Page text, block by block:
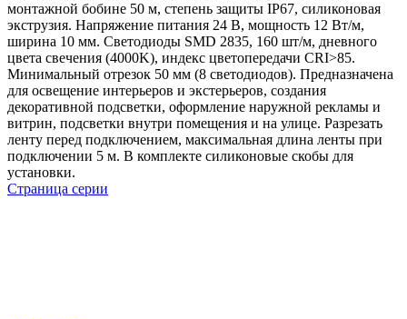
монтажной бобине 50 м, степень защиты IP67, силиконовая
экструзия. Напряжение питания 24 В, мощность 12 Вт/м,
ширина 10 мм. Светодиоды SMD 2835, 160 шт/м, дневного
цвета свечения (4000K), индекс цветопередачи CRI>85.
Минимальный отрезок 50 мм (8 светодиодов). Предназначена
для освещение интерьеров и экстерьеров, создания
декоративной подсветки, оформление наружной рекламы и
витрин, подсветки внутри помещения и на улице. Разрезать
ленту перед подключением, максимальная длина ленты при
подключении 5 м. В комплекте силиконовые скобы для
установки.
Страница серии